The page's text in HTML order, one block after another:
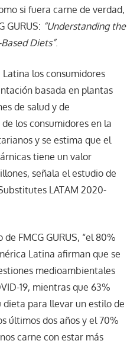
si fuera carne de verdad,
GURUS: “Understanding the
Diets”.
los consumidores
basada en plantas
de salud y de
los consumidores en la
y se estima que el
tiene un valor
señala el estudio de
LATAM 2020-
FMCG GURUS, “el 80%
Latina afirman que se
medioambientales
19, mientras que 63%
para llevar un estilo de
últimos dos años y el 70%
carne con estar más